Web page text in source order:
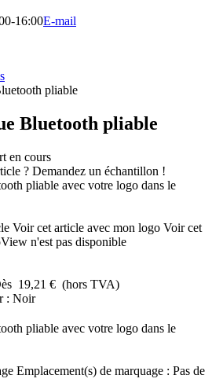
16:00E-mail
pliable
Bluetooth pliable
en cours
? Demandez un échantillon !
Voir cet article avec mon logo Voir cet
n'est pas disponible
19,21 € (hors TVA)
: Noir
Emplacement(s) de marquage : Pas de